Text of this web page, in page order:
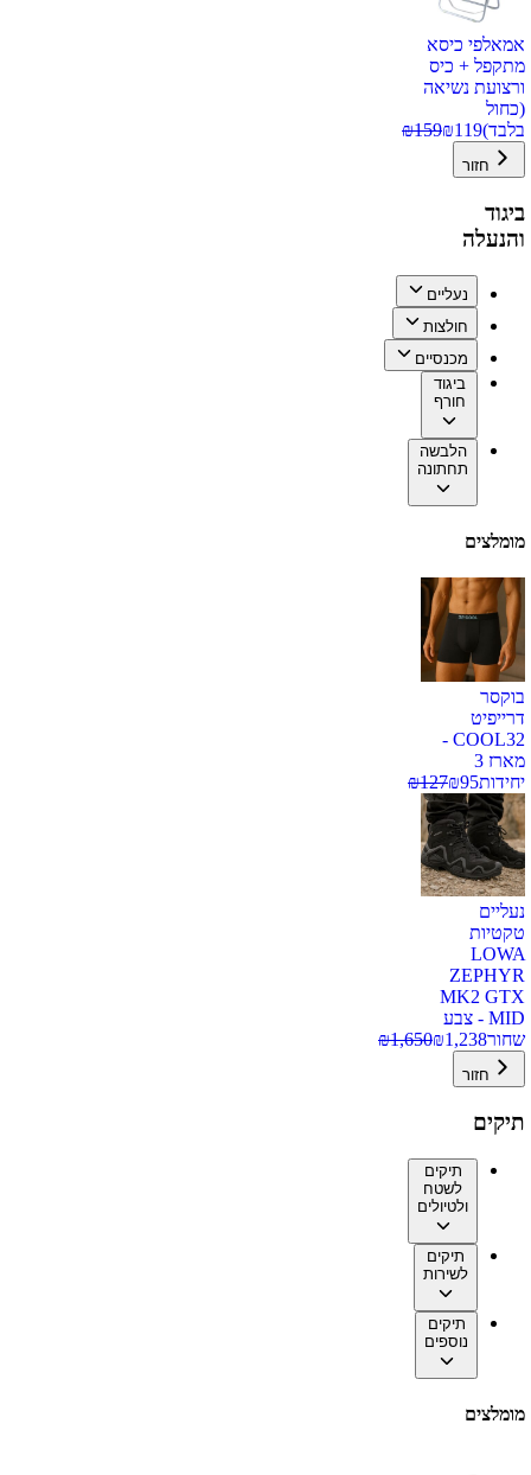
אמאלפי כיסא
מתקפל + כיס
ורצועת נשיאה
(כחול
בלבד)
₪119
₪159
חזור
ביגוד
והנעלה
נעליים
חולצות
מכנסיים
ביגוד
חורף
הלבשה
תחתונה
מומלצים
בוקסר
דרייפיט
COOL32 -
מארז 3
יחידות
₪95
₪127
נעליים
טקטיות
LOWA
ZEPHYR
MK2 GTX
MID - צבע
שחור
₪1,238
₪1,650
חזור
תיקים
תיקים
לשטח
ולטיולים
תיקים
לשירות
תיקים
נוספים
מומלצים